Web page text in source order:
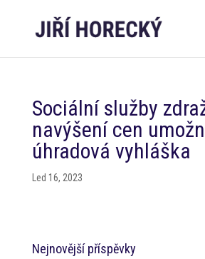
Sociální služby
navýšení cen
úhradová vyhláška
Led 16, 2023
Nejnovější příspěvky